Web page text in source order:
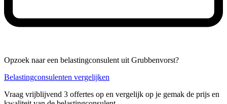
Opzoek naar een belastingconsulent uit Grubbenvorst?
Belastingconsulenten vergelijken
Vraag vrijblijvend 3 offertes op en vergelijk op je gemak de prijs en